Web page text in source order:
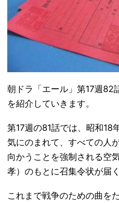
朝ドラ「エール」第17週82
を紹介していきます。
第17週の81話では、昭和18
気にのまれて、すべての人
向かうことを強制される空
孝）のもとに召集令状が届く
これまで戦争のための曲を